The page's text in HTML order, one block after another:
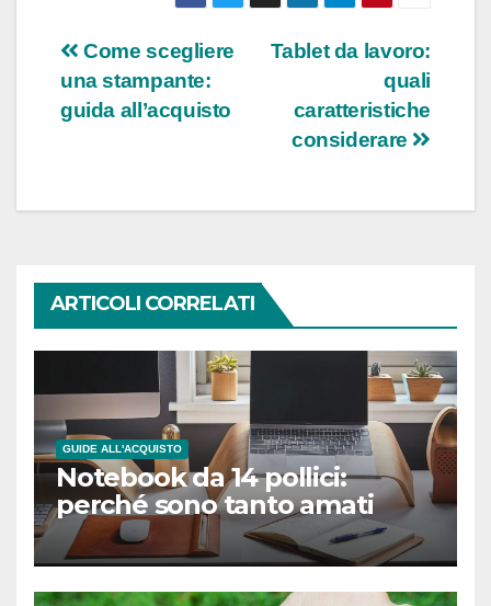
Navigazione
articoli
Tablet da lavoro:
quali
caratteristiche
considerare
Come scegliere
una stampante:
guida all’acquisto
ARTICOLI CORRELATI
GUIDE ALL'ACQUISTO
Notebook da 14 pollici:
perché sono tanto amati